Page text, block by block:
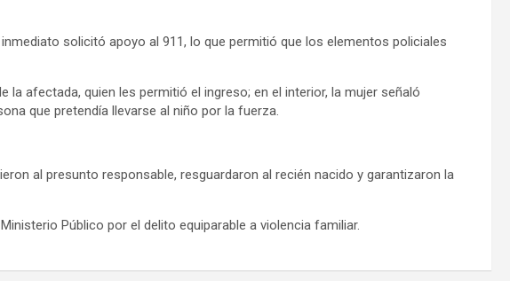
solicitó apoyo al 911, lo que permitió que los elementos policiales
la afectada, quien les permitió el ingreso; en el interior, la mujer señaló
que pretendía llevarse al niño por la fuerza.
al presunto responsable, resguardaron al recién nacido y garantizaron la
Público por el delito equiparable a violencia familiar.